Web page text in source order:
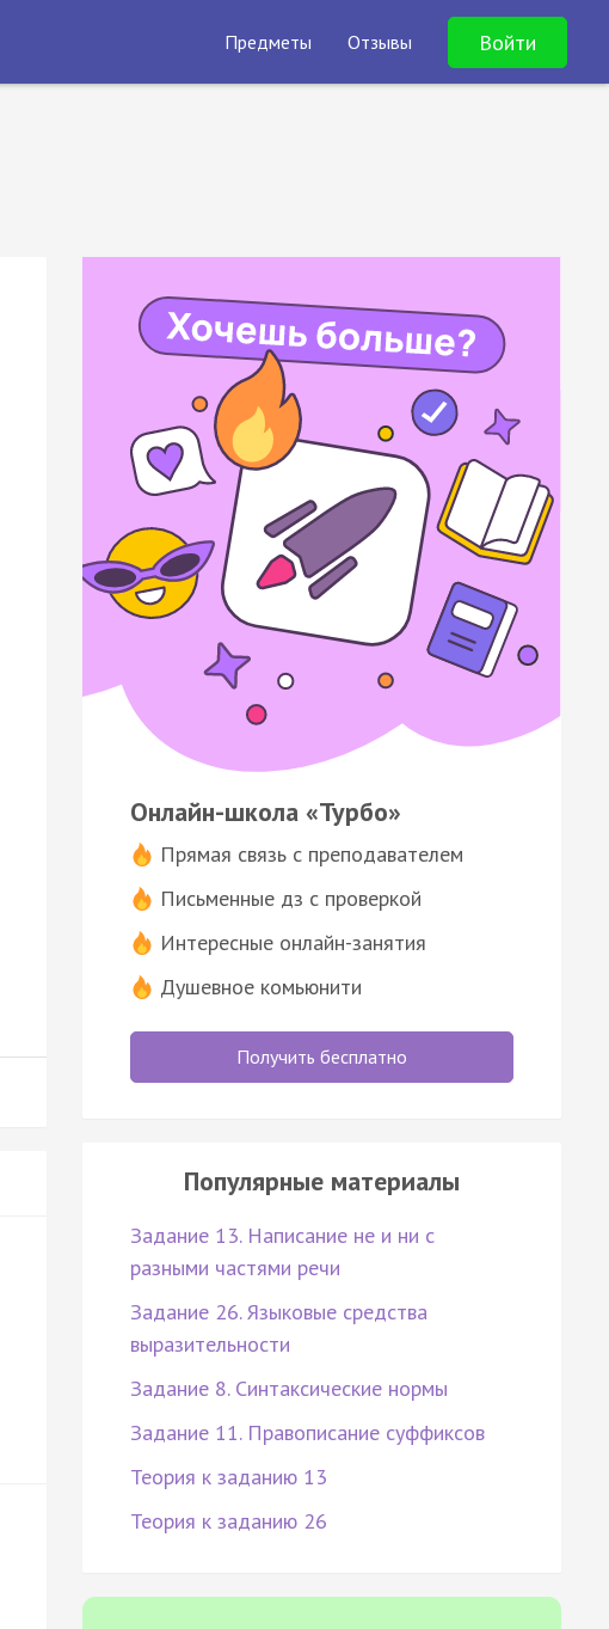
Предметы Отзывы Войти
Онлайн-школа «Турбо»
Прямая связь с преподавателем
Письменные дз с проверкой
Интересные онлайн-занятия
Душевное комьюнити
Получить бесплатно
Популярные материалы
Задание 13. Написание не и ни с
разными частями речи
Задание 26. Языковые средства
выразительности
Задание 8. Синтаксические нормы
Задание 11. Правописание суффиксов
Теория к заданию 13
Теория к заданию 26